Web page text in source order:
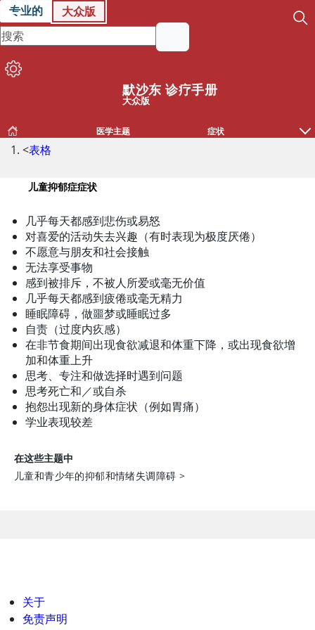
专业的 大众版
默沙东 诊疗手册
大众版
医学主题 症状
<表格
儿童抑郁症症状
儿童抑郁症症状
几乎每天都感到悲伤或易怒
对喜爱的活动失去兴趣（有时表现为极度厌倦）
不愿意与朋友和社会接触
无法享受事物
感到被排斥，不被人所爱或毫无价值
几乎每天都感到疲倦或毫无精力
睡眠障碍，做噩梦或睡眠过多
自责（过度内疚感）
在非节食期间出现食欲减退和体重下降，或出现食欲增
加和体重上升
思考、专注和做选择时遇到问题
思考死亡和／或自杀
抱怨出现新的身体症状（例如胃痛）
学业表现较差
在这些主题中
儿童和青少年的抑郁和情绪失调障碍 >
关于
免责声明